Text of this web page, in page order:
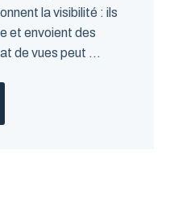
la visibilité : ils
et envoient des
de vues peut ...